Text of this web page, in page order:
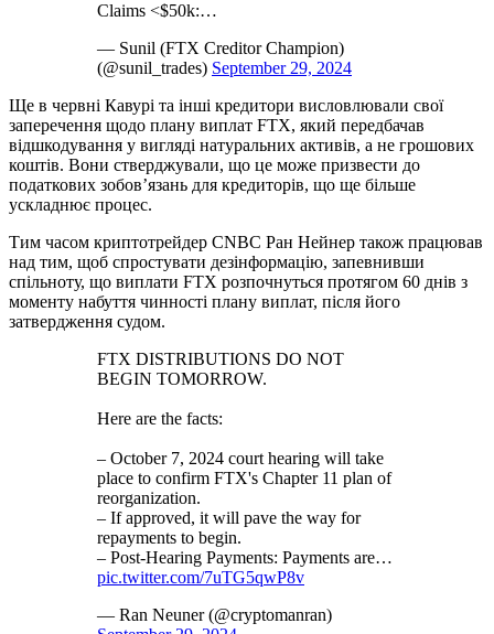
Claims <$50k:…
— Sunil (FTX Creditor Champion)
(@sunil_trades) September 29, 2024
Ще в червні Кавурі та інші кредитори висловлювали свої
заперечення щодо плану виплат FTX, який передбачав
відшкодування у вигляді натуральних активів, а не грошових
коштів. Вони стверджували, що це може призвести до
податкових зобов’язань для кредиторів, що ще більше
ускладнює процес.
Тим часом криптотрейдер CNBC Ран Нейнер також працював
над тим, щоб спростувати дезінформацію, запевнивши
спільноту, що виплати FTX розпочнуться протягом 60 днів з
моменту набуття чинності плану виплат, після його
затвердження судом.
FTX DISTRIBUTIONS DO NOT
BEGIN TOMORROW.
Here are the facts:⁠ ⁠
– October 7, 2024 court hearing will take
place to confirm FTX's Chapter 11 plan of
reorganization.
– ⁠⁠If approved, it will pave the way for
repayments to begin.
– Post-Hearing Payments: Payments are…
pic.twitter.com/7uTG5qwP8v
— Ran Neuner (@cryptomanran)